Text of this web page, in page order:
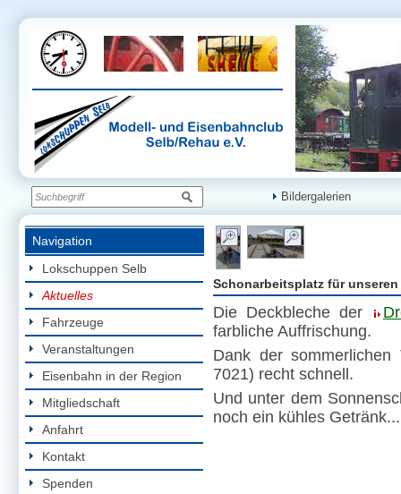
Bildergalerien
Navigation
Lokschuppen Selb
Aktuelles
Fahrzeuge
Veranstaltungen
Eisenbahn in der Region
Mitgliedschaft
Anfahrt
Kontakt
Spenden
Schonarbeitsplatz für
Die Deckbleche der
farbliche Auffrischung.
Dank der sommerlichen
7021) recht schnell.
Und unter dem
noch ein kühles Getränk...